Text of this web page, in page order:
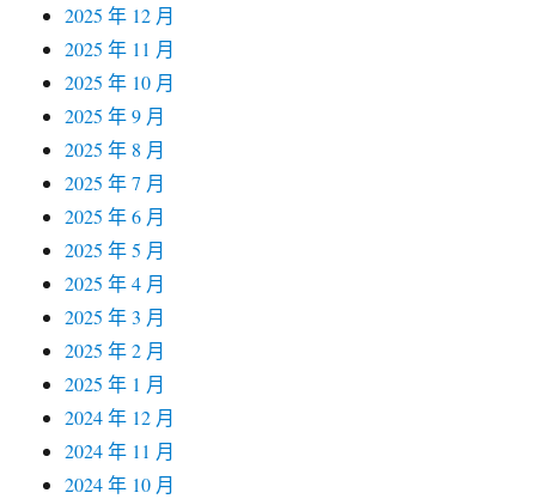
2025 年 12 月
2025 年 11 月
2025 年 10 月
2025 年 9 月
2025 年 8 月
2025 年 7 月
2025 年 6 月
2025 年 5 月
2025 年 4 月
2025 年 3 月
2025 年 2 月
2025 年 1 月
2024 年 12 月
2024 年 11 月
2024 年 10 月